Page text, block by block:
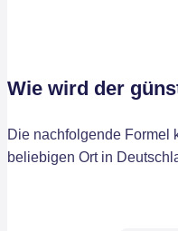
Wie wird der
Die nachfolgende Formel
beliebigen Ort in